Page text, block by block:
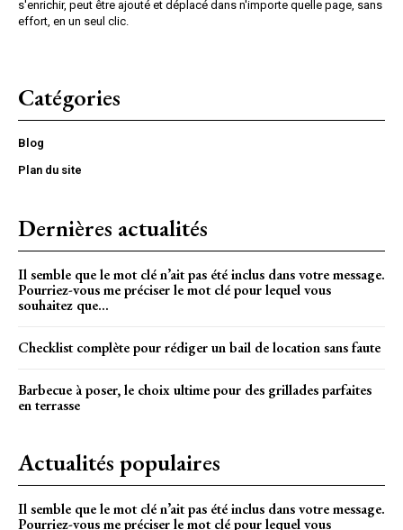
s'enrichir, peut être ajouté et déplacé dans n'importe quelle page, sans
effort, en un seul clic.
Catégories
Blog
Plan du site
Dernières actualités
Il semble que le mot clé n’ait pas été inclus dans votre message.
Pourriez-vous me préciser le mot clé pour lequel vous
souhaitez que...
Checklist complète pour rédiger un bail de location sans faute
Barbecue à poser, le choix ultime pour des grillades parfaites
en terrasse
Actualités populaires
Il semble que le mot clé n’ait pas été inclus dans votre message.
Pourriez-vous me préciser le mot clé pour lequel vous